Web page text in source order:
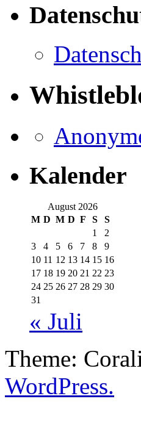
Kalender
August 2026
M D M D F S
S
1
2
3
4 5 6 7 8
9
10 11 12 13 14 15 16
17 18 19 20 21 22 23
24 25 26 27 28 29 30
31
« Juli
Theme:
WordPress.